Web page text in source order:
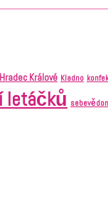
Hradec Králové Kladno
letáčků